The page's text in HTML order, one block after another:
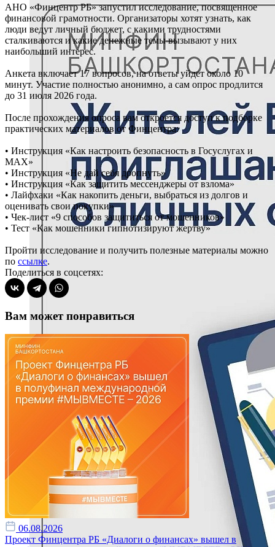
АНО «Финцентр РБ» запустил исследование, посвященное
финансовой грамотности. Организаторы хотят узнать, как
люди ведут личный бюджет, с какими трудностями
сталкиваются и какие денежные темы вызывают у них
наибольший интерес.
Анкета включает 17 вопросов, на ответы уйдет около 10
минут. Участие полностью анонимно, а сам опрос продлится
до 31 июля 2026 года.
После прохождения опроса вам откроется доступ к подборке
практических материалов от Финцентра:
• Инструкция «Как настроить безопасность в Госуслугах и
MAX»
• Инструкция «Не дай себя дропнуть»
• Инструкция «Как защитить мессенджеры от взлома»
• Лайфхаки «Как накопить деньги, выбраться из долгов и
оценивать свои покупки»
• Чек-лист «9 способов защититься от мошенников»
• Тест «Как мошенники гипнотизируют жертву»
Пройти исследование и получить полезные материалы можно
по ссылке.
Поделиться в соцсетях:
Вам может понравиться
06.08.2026
Проект Финцентра РБ «Диалоги о финансах» вышел в